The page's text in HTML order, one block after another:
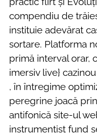
compendiu de
instituie adevărat
sortare. Platforma
primă interval orar,
imersiv live}
, în întregime
peregrine joacă
antifonică site-ul
instrumentist fund